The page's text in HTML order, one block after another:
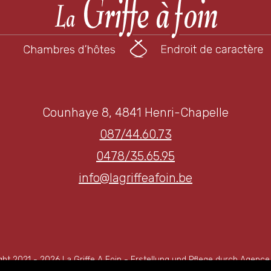
Counhaye 8, 4841 Henri-Chapelle
087/44.60.73
0478/35.65.95
info@lagriffeafoin.be
2021 - 2026 La Griffe A Foin - Erstellung und Pflege durch Agence